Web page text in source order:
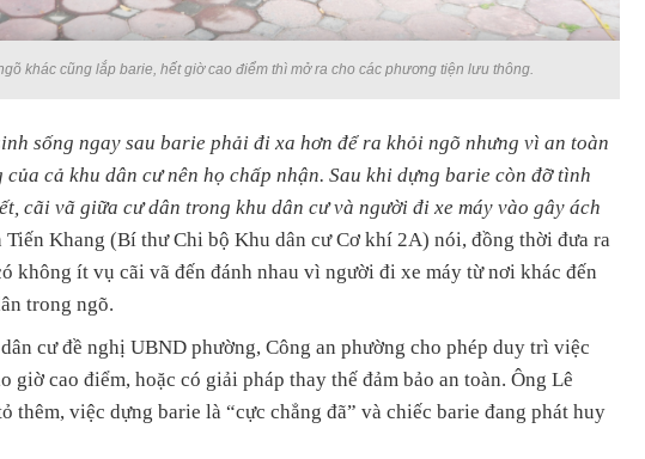
khác cũng lắp barie, hết giờ cao điểm thì mở ra cho các phương tiện lưu thông.
sống ngay sau barie phải đi xa hơn để ra khỏi ngõ nhưng vì an toàn
cả khu dân cư nên họ chấp nhận. Sau khi dựng barie còn đỡ tình
cãi vã giữa cư dân trong khu dân cư và người đi xe máy vào gây ách
Tiến Khang (Bí thư Chi bộ Khu dân cư Cơ khí 2A) nói, đồng thời đưa ra
không ít vụ cãi vã đến đánh nhau vì người đi xe máy từ nơi khác đến
trong ngõ.
cư đề nghị UBND phường, Công an phường cho phép duy trì việc
giờ cao điểm, hoặc có giải pháp thay thế đảm bảo an toàn. Ông Lê
thêm, việc dựng barie là “cực chẳng đã” và chiếc barie đang phát huy